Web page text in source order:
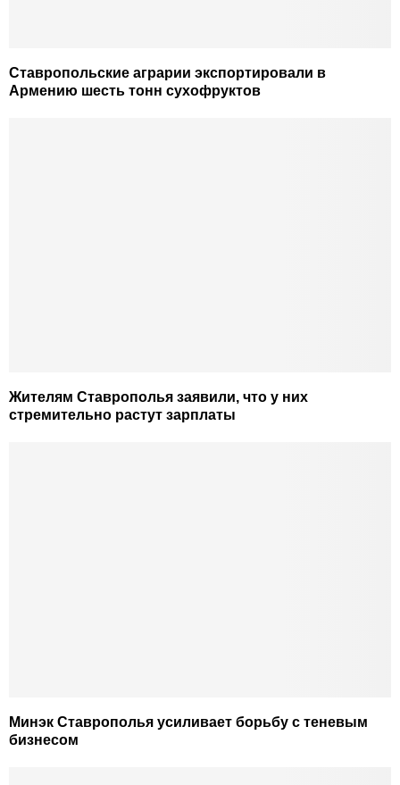
Ставропольские аграрии экспортировали в
Армению шесть тонн сухофруктов
Жителям Ставрополья заявили, что у них
стремительно растут зарплаты
Минэк Ставрополья усиливает борьбу с теневым
бизнесом